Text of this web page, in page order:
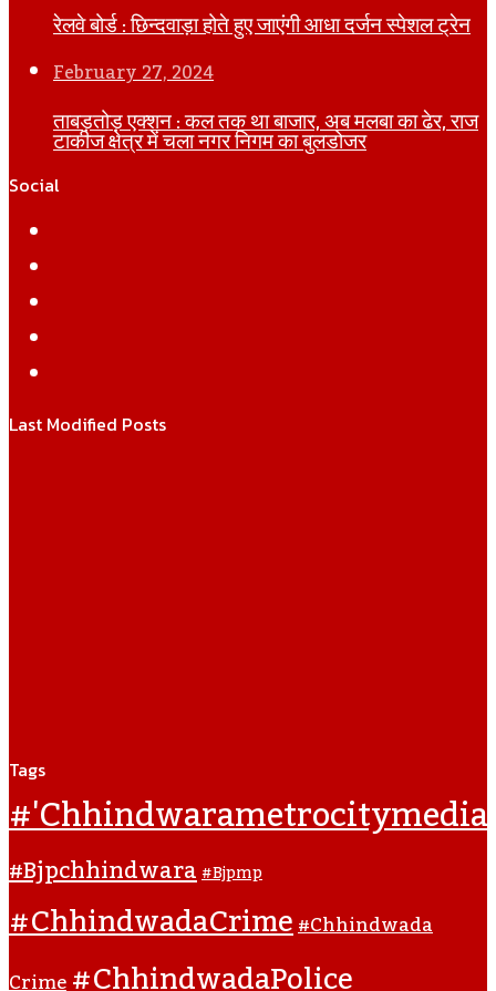
रेलवे बोर्ड : छिन्दवाड़ा होते हुए जाएंगी आधा दर्जन स्पेशल ट्रेन
February 27, 2024
ताबड़तोड़ एक्शन : कल तक था बाजार, अब मलबा का ढेर, राज
टाकीज क्षेत्र में चला नगर निगम का बुलडोजर
Social
Last Modified Posts
Tags
#'chhindwarametrocitymedia
#bjpchhindwara#bjpmp
#ChhindwadaCrime#Chhindwada
Crime